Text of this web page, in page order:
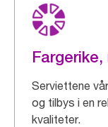
Serviettene
og tilbys i en
kvaliteter.